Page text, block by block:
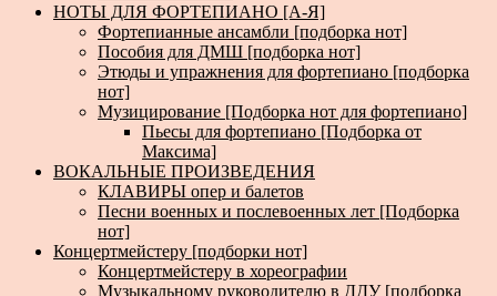
НОТЫ ДЛЯ ФОРТЕПИАНО [А-Я]
Фортепианные ансамбли [подборка нот]
Пособия для ДМШ [подборка нот]
Этюды и упражнения для фортепиано [подборка
нот]
Музицирование [Подборка нот для фортепиано]
Пьесы для фортепиано [Подборка от
Максима]
ВОКАЛЬНЫЕ ПРОИЗВЕДЕНИЯ
КЛАВИРЫ опер и балетов
Песни военных и послевоенных лет [Подборка
нот]
Концертмейстеру [подборки нот]
Концертмейстеру в хореографии
Музыкальному руководителю в ДДУ [подборка